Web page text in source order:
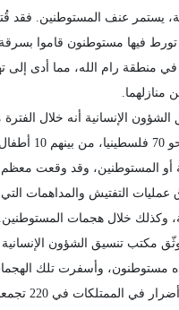
يستمر عنف المستوطنين. فقد
منطقة رام الله، مما أدى إلى
منازلهما.
أيار/مايو، أُصيب نحو
أو المستوطنين، وقد وقعت
عمليات التفتيش والمداهمات التي
وكذلك خلال هجمات المستوطنين.
وثّق مكتب تنسيق الشؤون الإنسانية
نفذه مستوطنون، وأسفرت تلك
إصابات بشرية أو